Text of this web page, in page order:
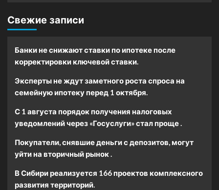
Свежие записи
Банки не снижают ставки по ипотеке после
корректировки ключевой ставки.
Эксперты не ждут заметного роста спроса на
семейную ипотеку перед 1 октября.
С 1 августа порядок получения налоговых
уведомлений через «Госуслуги» стал проще .
Покупатели, снявшие деньги с депозитов, могут
уйти на вторичный рынок .
В Сибири реализуется 166 проектов комплексного
развития территорий.